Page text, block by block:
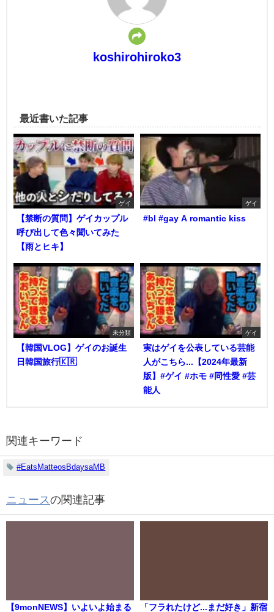
koshirohiroko3
最近書いた記事
ゲイ
【禁断の質問】ゲイカップル
呼び出して色々聞いてみた
【雨とヒキ】
ゲイ
#bl #gay A romantic kiss
未分類
【韓国VLOG】ゲイのお誕生
日韓国旅行🇰🇷
ゲイ
実はゲイを公表している芸能
人がこちら...【2024年最新
版】#ゲイ #ホモ #同性愛 #芸
能人
関連キーワード
#EatsMatteosBdaysaMB
ニュースの関連記事
【9monNEWS】いよいよ始まる 「フラれたけど...まだ好き」新宿